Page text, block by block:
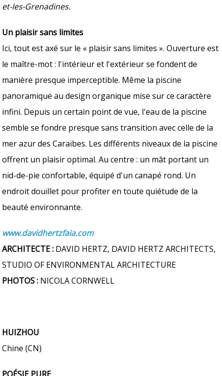
et-les-Grenadines.
Un plaisir sans limites
Ici, tout est axé sur le « plaisir sans limites ». Ouverture est
le maître-mot : l'intérieur et l'extérieur se fondent de
manière presque imperceptible. Même la piscine
panoramique au design organique mise sur ce caractère
infini. Depuis un certain point de vue, l'eau de la piscine
semble se fondre presque sans transition avec celle de la
mer azur des Caraïbes. Les différents niveaux de la piscine
offrent un plaisir optimal. Au centre : un mât portant un
nid-de-pie confortable, équipé d'un canapé rond. Un
endroit douillet pour profiter en toute quiétude de la
beauté environnante.
www.davidhertzfaia.com
ARCHITECTE : DAVID HERTZ, DAVID HERTZ ARCHITECTS,
STUDIO OF ENVIRONMENTAL ARCHITECTURE
PHOTOS : NICOLA CORNWELL
HUIZHOU
Chine (CN)